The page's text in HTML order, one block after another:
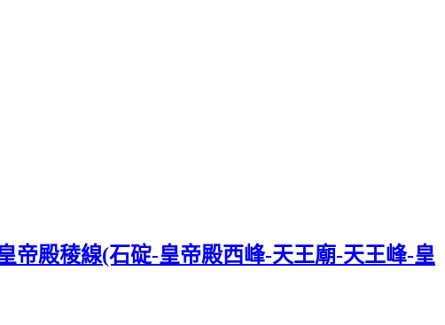
帝殿稜線(石碇-皇帝殿西峰-天王廟-天王峰-皇